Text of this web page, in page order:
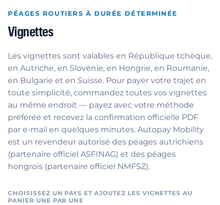
PÉAGES ROUTIERS À DURÉE DÉTERMINÉE
Vignettes
Les vignettes sont valables en République tchèque,
en Autriche, en Slovénie, en Hongrie, en Roumanie,
en Bulgarie et en Suisse. Pour payer votre trajet en
toute simplicité, commandez toutes vos vignettes
au même endroit — payez avec votre méthode
préférée et recevez la confirmation officielle PDF
par e-mail en quelques minutes. Autopay Mobility
est un revendeur autorisé des péages autrichiens
(partenaire officiel ASFINAG) et des péages
hongrois (partenaire officiel NMFSZ).
CHOISISSEZ UN PAYS ET AJOUTEZ LES VIGNETTES AU
PANIER UNE PAR UNE